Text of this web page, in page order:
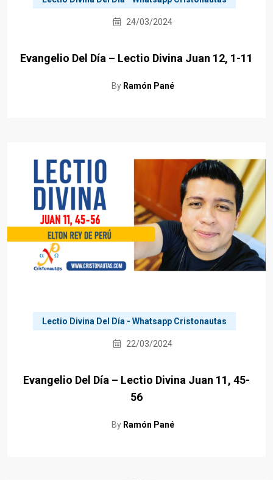
24/03/2024
Evangelio Del Día – Lectio Divina Juan 12, 1-11
By Ramón Pané
Lectio Divina Del Día - Whatsapp Cristonautas
22/03/2024
Evangelio Del Día – Lectio Divina Juan 11, 45-
56
By Ramón Pané